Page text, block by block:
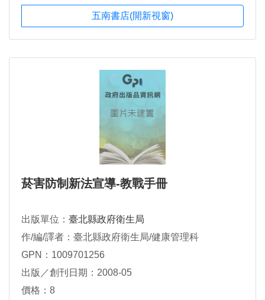
五南書店(開新視窗)
菸害防制新法宣導-教戰手冊
出版單位： 臺北縣政府衛生局
作/編/譯者：臺北縣政府衛生局/健康管理科
GPN：1009701256
出版／創刊日期：2008-05
價格：8